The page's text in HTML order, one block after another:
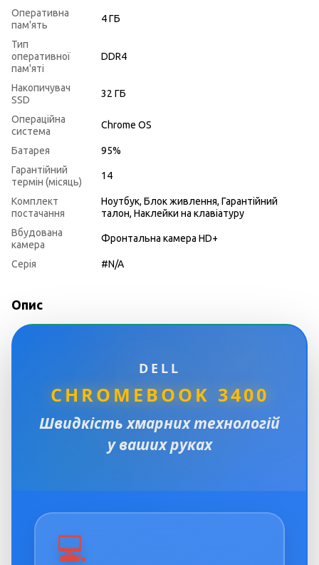
Оперативна
пам'ять
4 ГБ
Тип
оперативної
пам'яті
DDR4
Накопичувач
SSD
32 ГБ
Операційна
система
Chrome OS
Батарея
95%
Гарантійний
термін (місяць)
14
Комплект
постачання
Ноутбук, Блок живлення, Гарантійний
талон, Наклейки на клавіатуру
Вбудована
камера
Фронтальна камера HD+
Серія #N/A
Опис
DELL
CHROMEBOOK 3400
Швидкість хмарних технологій
у ваших руках
💻